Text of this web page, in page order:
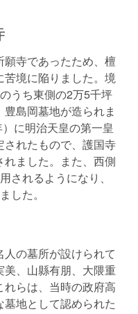
寺であったため、檀
境に陥りました。境
うち東側の2万5千坪
島岡墓地が造られま
に明治天皇の第一皇
れたもので、護国寺
ました。また、西側
されるようになり、
した。
の墓所が設けられて
、山縣有朋、大隈重
らは、当時の政府高
地として認められた